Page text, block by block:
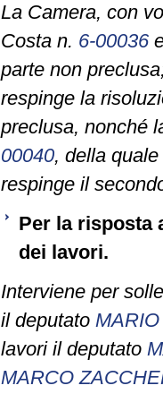
La Camera, con
Costa n. 6-00036
parte non
respinge la
preclusa, nonché
00040, della
respinge il
Per la risposta
dei lavori.
Interviene per
il deputato
lavori il deputato
MARCO